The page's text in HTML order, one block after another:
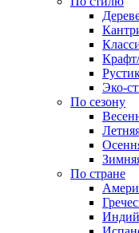
Эко-
По сезону
По стране